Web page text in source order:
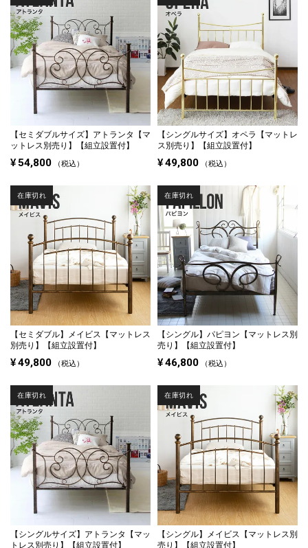
【セミダブルサイズ】 アトランタ【マ
ットレス別売り】【組立設置付】
¥54,800 税込
【シングルサイズ】 オペラ【マットレ
ス別売り】【組立設置付】
¥49,800 税込
【セミダブル】
メイビス【マットレス
別売り】【組立設置付】
¥49,800 税込
在庫切れ
【シングル】 パピヨン【マットレス別
売り】【組立設置付】
¥46,800 税込
在庫切れ
【シングルサイズ】 アトランタ【マッ
トレス別売り】【組立設置付】
在庫切れ
【シングル】
メイビス【マットレス別
売り】【組立設置付】
在庫切れ